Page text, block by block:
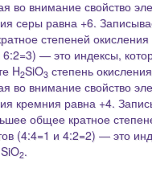
во внимание свойство
серы равна +6.
степеней
― это индексы,
H2SiO3 степень
во внимание свойство
кремния равна +4.
общее кратное
(4:4=1 и 4:2=2) ― это
SiO2.